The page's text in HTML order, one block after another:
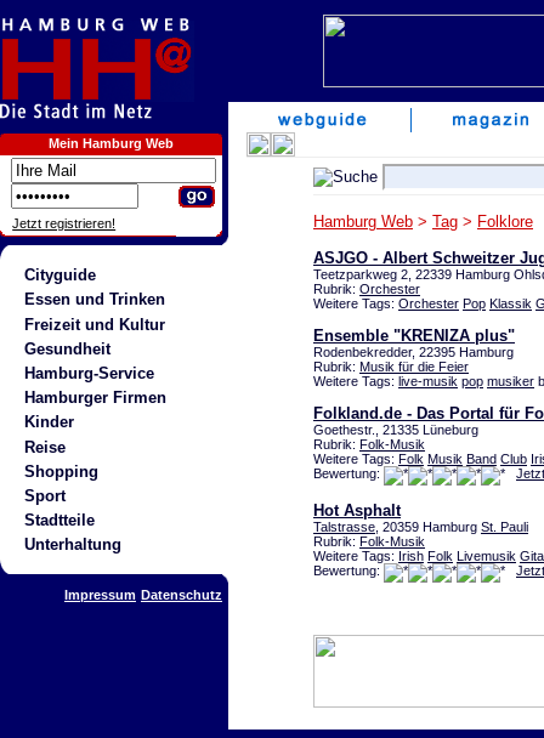
Mein Hamburg Web
Jetzt registrieren!
Cityguide
Essen und Trinken
Freizeit und Kultur
Gesundheit
Hamburg-Service
Hamburger Firmen
Kinder
Reise
Shopping
Sport
Stadtteile
Unterhaltung
Impressum Datenschutz
Hamburg Web > Tag > Folklore
ASJGO - Albert Schweitzer
Teetzparkweg 2, 22339 Hamburg
Rubrik: Orchester
Weitere Tags: Orchester Pop Klassik
Ensemble "KRENIZA plus"
Rodenbekredder, 22395 Hamburg
Rubrik: Musik für die Feier
Weitere Tags: live-musik pop musiker
Folkland.de - Das Portal für
Goethestr., 21335 Lüneburg
Rubrik: Folk-Musik
Weitere Tags: Folk Musik Band Club
Bewertung:
Hot Asphalt
Talstrasse , 20359 Hamburg St. Pauli
Rubrik: Folk-Musik
Weitere Tags: Irish Folk Livemusik
Bewertung: